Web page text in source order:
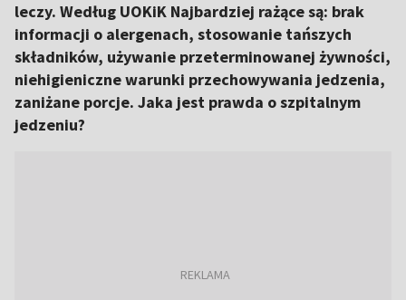
leczy. Według UOKiK Najbardziej rażące są: brak
informacji o alergenach, stosowanie tańszych
składników, używanie przeterminowanej żywności,
niehigieniczne warunki przechowywania jedzenia,
zaniżane porcje. Jaka jest prawda o szpitalnym
jedzeniu?